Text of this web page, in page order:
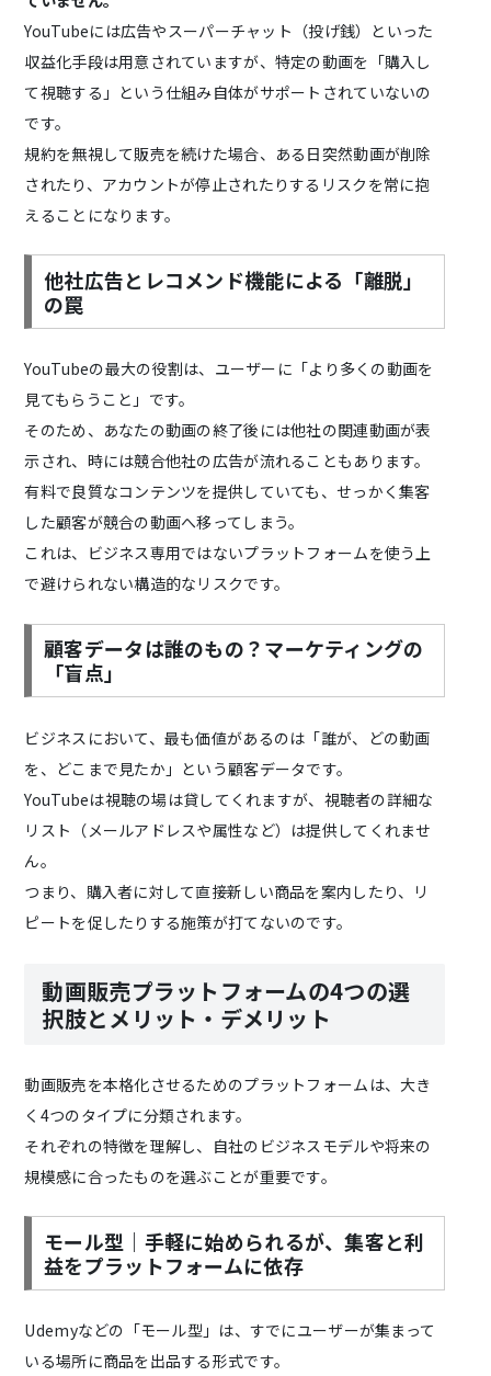
YouTubeには広告やスーパーチャット（投げ銭）といった
収益化手段は用意されていますが、特定の動画を「購入し
て視聴する」という仕組み自体がサポートされていないの
です。
規約を無視して販売を続けた場合、ある日突然動画が削除
されたり、アカウントが停止されたりするリスクを常に抱
えることになります。
他社広告とレコメンド機能による「離脱」
の罠
YouTubeの最大の役割は、ユーザーに「より多くの動画を
見てもらうこと」です。
そのため、あなたの動画の終了後には他社の関連動画が表
示され、時には競合他社の広告が流れることもあります。
有料で良質なコンテンツを提供していても、せっかく集客
した顧客が競合の動画へ移ってしまう。
これは、ビジネス専用ではないプラットフォームを使う上
で避けられない構造的なリスクです。
顧客データは誰のもの？マーケティングの
「盲点」
ビジネスにおいて、最も価値があるのは「誰が、どの動画
を、どこまで見たか」という顧客データです。
YouTubeは視聴の場は貸してくれますが、視聴者の詳細な
リスト（メールアドレスや属性など）は提供してくれませ
ん。
つまり、購入者に対して直接新しい商品を案内したり、リ
ピートを促したりする施策が打てないのです。
動画販売プラットフォームの4つの選
択肢とメリット・デメリット
動画販売を本格化させるためのプラットフォームは、大き
く4つのタイプに分類されます。
それぞれの特徴を理解し、自社のビジネスモデルや将来の
規模感に合ったものを選ぶことが重要です。
モール型｜手軽に始められるが、集客と利
益をプラットフォームに依存
Udemyなどの「モール型」は、すでにユーザーが集まって
いる場所に商品を出品する形式です。